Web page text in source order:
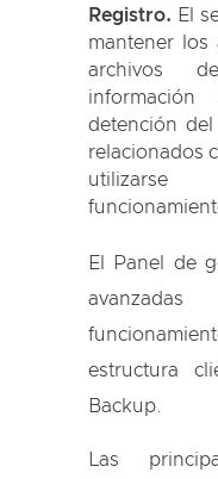
Registro. El
mantener los
archivos
detención
relacionados
El Panel de
estructura
Backup.
Las